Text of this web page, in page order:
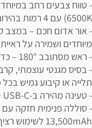
6500K) עם 4 רמות בהירות לכל אחת
- אור אדום חכם – במצב
מיוחדים ושמירה על
- ראש מסתובב 180° – כדי שתוכלו לכוון את האור בדיוק לאן שצריך
- בסיס מגנטי עוצמתי,
תלייה או קיבוע גמיש
- טעינה מהירה ב-USB-C + יציאת USB-A לשימוש כבנק טעינה
- סוללה פנימית חזקה עם
13,500mAh לשימוש רציף וטעינה של מכשירים אחרים